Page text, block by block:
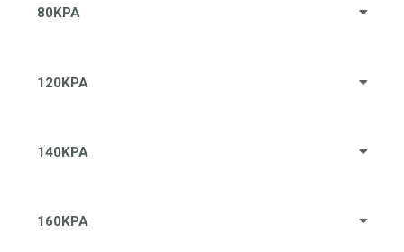
80KPA
120KPA
140KPA
160KPA